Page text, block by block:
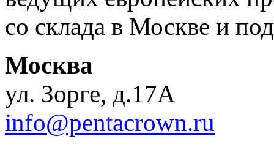
со склада в Москве и под
Москва
ул. Зорге, д.17А
info@pentacrown.ru